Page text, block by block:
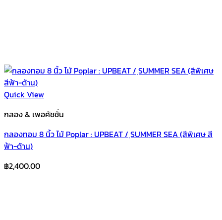
Quick View
กลอง & เพอคัชชั่น
กลองทอม 8 นิ้ว ไม้ Poplar : UPBEAT / ฺSUMMER SEA (สีพิเศษ สี
ฟ้า-ด้าน)
฿2,400.00